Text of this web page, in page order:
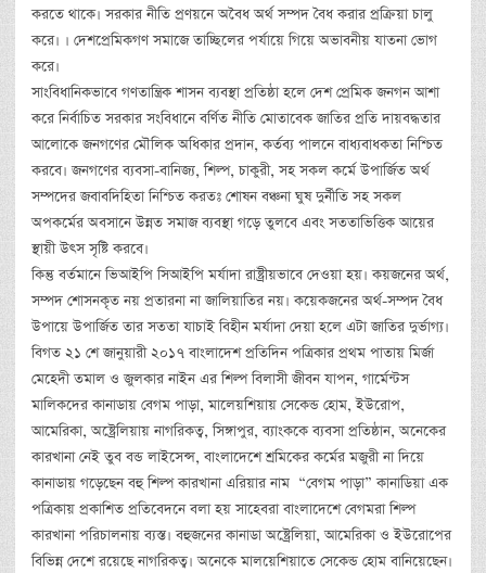
করতে থাকে। সরকার নীতি প্রণয়নে অবৈধ অর্থ সম্পদ বৈধ করার প্রক্রিয়া চালু
করে। । দেশপ্রেমিকগণ সমাজে তাচ্ছিলের পর্যায়ে গিয়ে অভাবনীয় যাতনা ভোগ
করে।
সাংবিধানিকভাবে গণতান্ত্রিক শাসন ব্যবস্থা প্রতিষ্ঠা হলে দেশ প্রেমিক জনগন আশা
করে নির্বাচিত সরকার সংবিধানে বর্ণিত নীতি মোতাবেক জাতির প্রতি দায়বদ্ধতার
আলোকে জনগণের মৌলিক অধিকার প্রদান, কর্তব্য পালনে বাধ্যবাধকতা নিশ্চিত
করবে। জনগণের ব্যবসা-বানিজ্য, শিল্প, চাকুরী, সহ সকল কর্মে উপার্জিত অর্থ
সম্পদের জবাবদিহিতা নিশ্চিত করতঃ শোষন বঞ্চনা ঘুষ দুর্নীতি সহ সকল
অপকর্মের অবসানে উন্নত সমাজ ব্যবস্থা গড়ে তুলবে এবং সততাভিত্তিক আয়ের
স্থায়ী উৎস সৃষ্টি করবে।
কিন্তু বর্তমানে ভিআইপি সিআইপি মর্যাদা রাষ্ট্রীয়ভাবে দেওয়া হয়। কয়জনের অর্থ,
সম্পদ শোসনকৃত নয় প্রতারনা না জালিয়াতির নয়। কয়েকজনের অর্থ-সম্পদ বৈধ
উপায়ে উপার্জিত তার সততা যাচাই বিহীন মর্যাদা দেয়া হলে এটা জাতির দুর্ভাগ্য।
বিগত ২১ শে জানুয়ারী ২০১৭ বাংলাদেশ প্রতিদিন পত্রিকার প্রথম পাতায় মির্জা
মেহেদী তমাল ও জুলকার নাইন এর শিল্প বিলাসী জীবন যাপন, গার্মেন্টস
মালিকদের কানাডায় বেগম পাড়া, মালেয়শিয়ায় সেকেন্ড হোম, ইউরোপ,
আমেরিকা, অষ্ট্রেলিয়ায় নাগরিকত্ব, সিঙ্গাপুর, ব্যাংককে ব্যবসা প্রতিষ্ঠান, অনেকের
কারখানা নেই তুব বন্ড লাইসেন্স, বাংলাদেশে শ্রমিকের কর্মের মজুরী না দিয়ে
কানাডায় গড়েছেন বহু শিল্প কারখানা এরিয়ার নাম “বেগম পাড়া” কানাডিয়া এক
পত্রিকায় প্রকাশিত প্রতিবেদনে বলা হয় সাহেবরা বাংলাদেশে বেগমরা শিল্প
কারখানা পরিচালনায় ব্যস্ত। বহুজনের কানাডা অষ্ট্রেলিয়া, আমেরিকা ও ইউরোপের
বিভিন্ন দেশে রয়েছে নাগরিকত্ব। অনেকে মালয়েশিয়াতে সেকেন্ড হোম বানিয়েছেন।